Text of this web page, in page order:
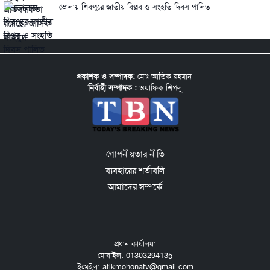
ভোলায় শিবপুরে জাতীয় বিপ্লব ও সংহতি দিবস পালিত
প্রকাশক ও সম্পাদক: মোঃ আতিক রহমান
নির্বাহী সম্পাদক : ওয়াফিক শিপলু
গোপনীয়তার নীতি
ব্যবহারের শর্তাবলি
আমাদের সম্পর্কে
প্রধান কার্যালয়:
মোবাইল: 01303294135
ইমেইল: atikmohonatv@gmail.com